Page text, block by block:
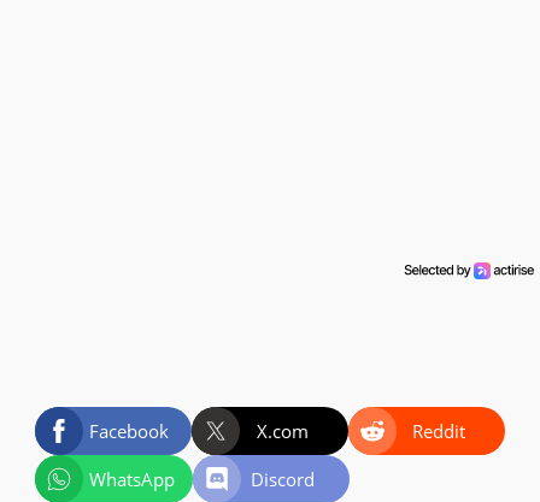
Facebook X.com
Reddit
WhatsApp
Discord